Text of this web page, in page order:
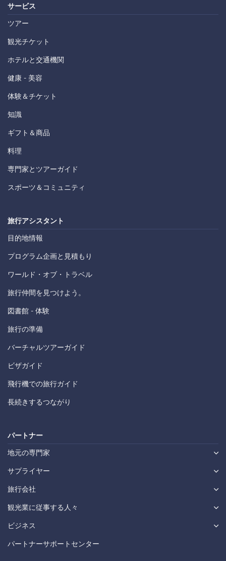
サービス
ツアー
観光チケット
ホテルと交通機関
健康 - 美容
体験＆チケット
知識
ギフト＆商品
料理
専門家とツアーガイド
スポーツ＆コミュニティ
旅行アシスタント
目的地情報
プログラム企画と見積もり
ワールド・オブ・トラベル
旅行仲間を見つけよう。
図書館 - 体験
旅行の準備
バーチャルツアーガイド
ビザガイド
飛行機での旅行ガイド
長続きするつながり
パートナー
地元の専門家
サプライヤー
旅行会社
観光業に従事する人々
ビジネス
パートナーサポートセンター